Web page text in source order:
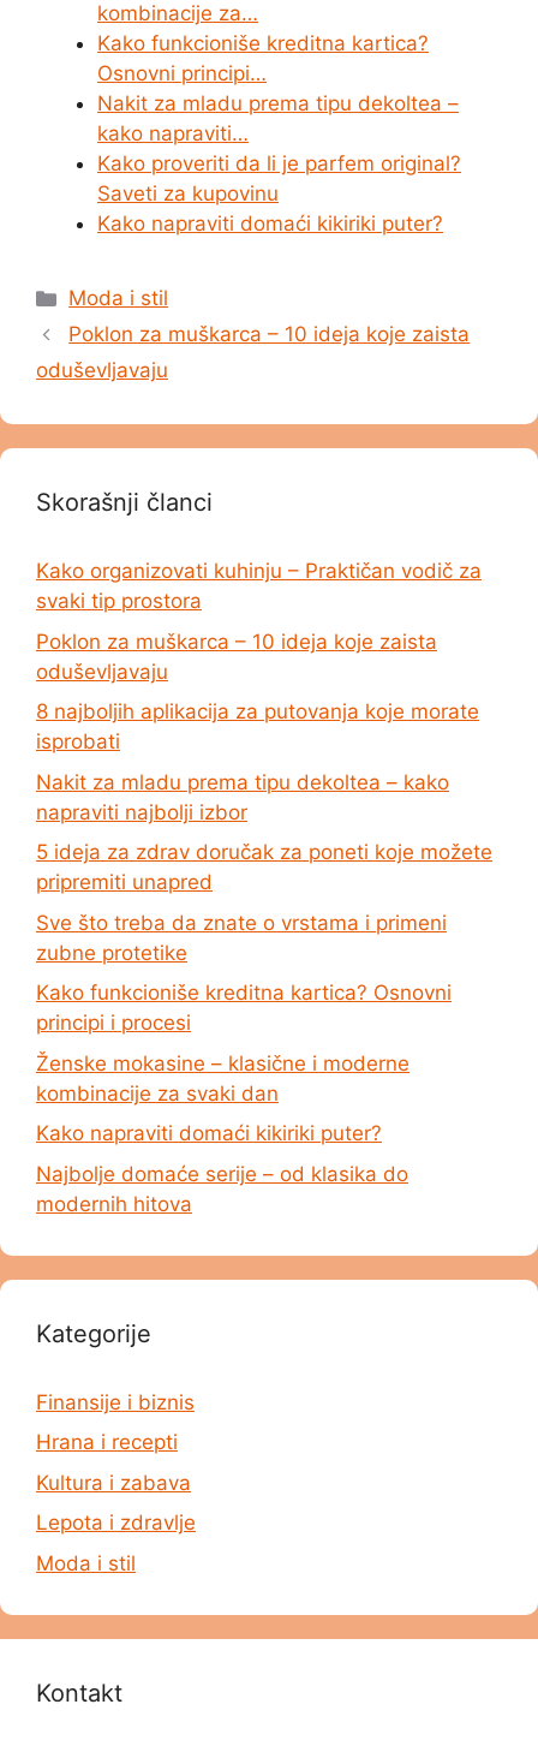
kombinacije za…
Kako funkcioniše kreditna kartica?
Osnovni principi…
Nakit za mladu prema tipu dekoltea –
kako napraviti…
Kako proveriti da li je parfem original?
Saveti za kupovinu
Kako napraviti domaći kikiriki puter?
Categories
Moda i stil
Poklon za muškarca – 10 ideja koje zaista
oduševljavaju
Skorašnji članci
Kako organizovati kuhinju – Praktičan vodič za
svaki tip prostora
Poklon za muškarca – 10 ideja koje zaista
oduševljavaju
8 najboljih aplikacija za putovanja koje morate
isprobati
Nakit za mladu prema tipu dekoltea – kako
napraviti najbolji izbor
5 ideja za zdrav doručak za poneti koje možete
pripremiti unapred
Sve što treba da znate o vrstama i primeni
zubne protetike
Kako funkcioniše kreditna kartica? Osnovni
principi i procesi
Ženske mokasine – klasične i moderne
kombinacije za svaki dan
Kako napraviti domaći kikiriki puter?
Najbolje domaće serije – od klasika do
modernih hitova
Kategorije
Finansije i biznis
Hrana i recepti
Kultura i zabava
Lepota i zdravlje
Moda i stil
Kontakt